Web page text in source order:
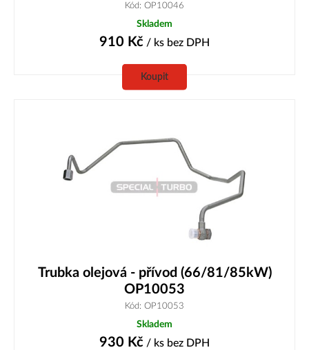
Kód: OP10046
Skladem
910 Kč / ks bez DPH
Koupit
Trubka olejová - přívod (66/81/85kW)
OP10053
Kód: OP10053
Skladem
930 Kč / ks bez DPH